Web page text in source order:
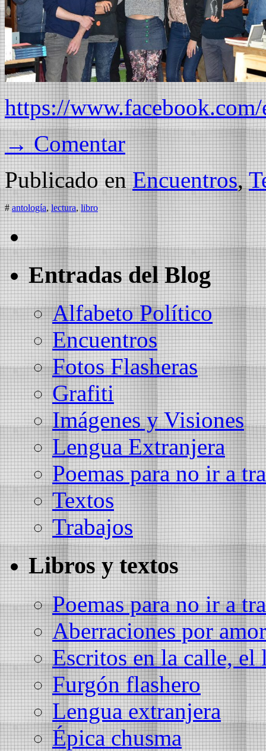
https://
→ Comentar
Publicado en Encuentros,
# antología,lectura,libro
Entradas del Blog
Alfabeto Político
Encuentros
Fotos Flasheras
Grafiti
Imágenes y Visiones
Lengua Extranjera
Poemas para no ir a
Textos
Trabajos
Libros y textos
Poemas para no ir a
Aberraciones por amor
Escritos en la calle, el
Furgón flashero
Lengua extranjera
Épica chusma